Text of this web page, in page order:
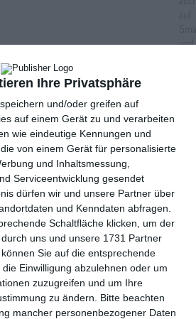
Ihre Privatsphäre
und/oder greifen auf
auf einem Gerät zu und verarbeiten
wie eindeutige Kennungen und
von einem Gerät für personalisierte
und Inhaltsmessung,
Serviceentwicklung gesendet
dürfen wir und unsere Partner über
und Kenndaten abfragen.
Schaltfläche klicken, um der
uns und unsere 1731 Partner
Sie auf die entsprechende
Einwilligung abzulehnen oder um
zuzugreifen und um Ihre
zu ändern.
Bitte beachten
mancher personenbezogener Daten